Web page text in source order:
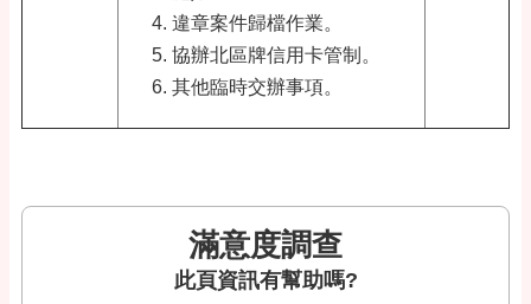
違章案件歸檔作業。
協辦北區牌信用卡管制。
其他臨時交辦事項。
滿意度調查
此頁資訊有幫助嗎?